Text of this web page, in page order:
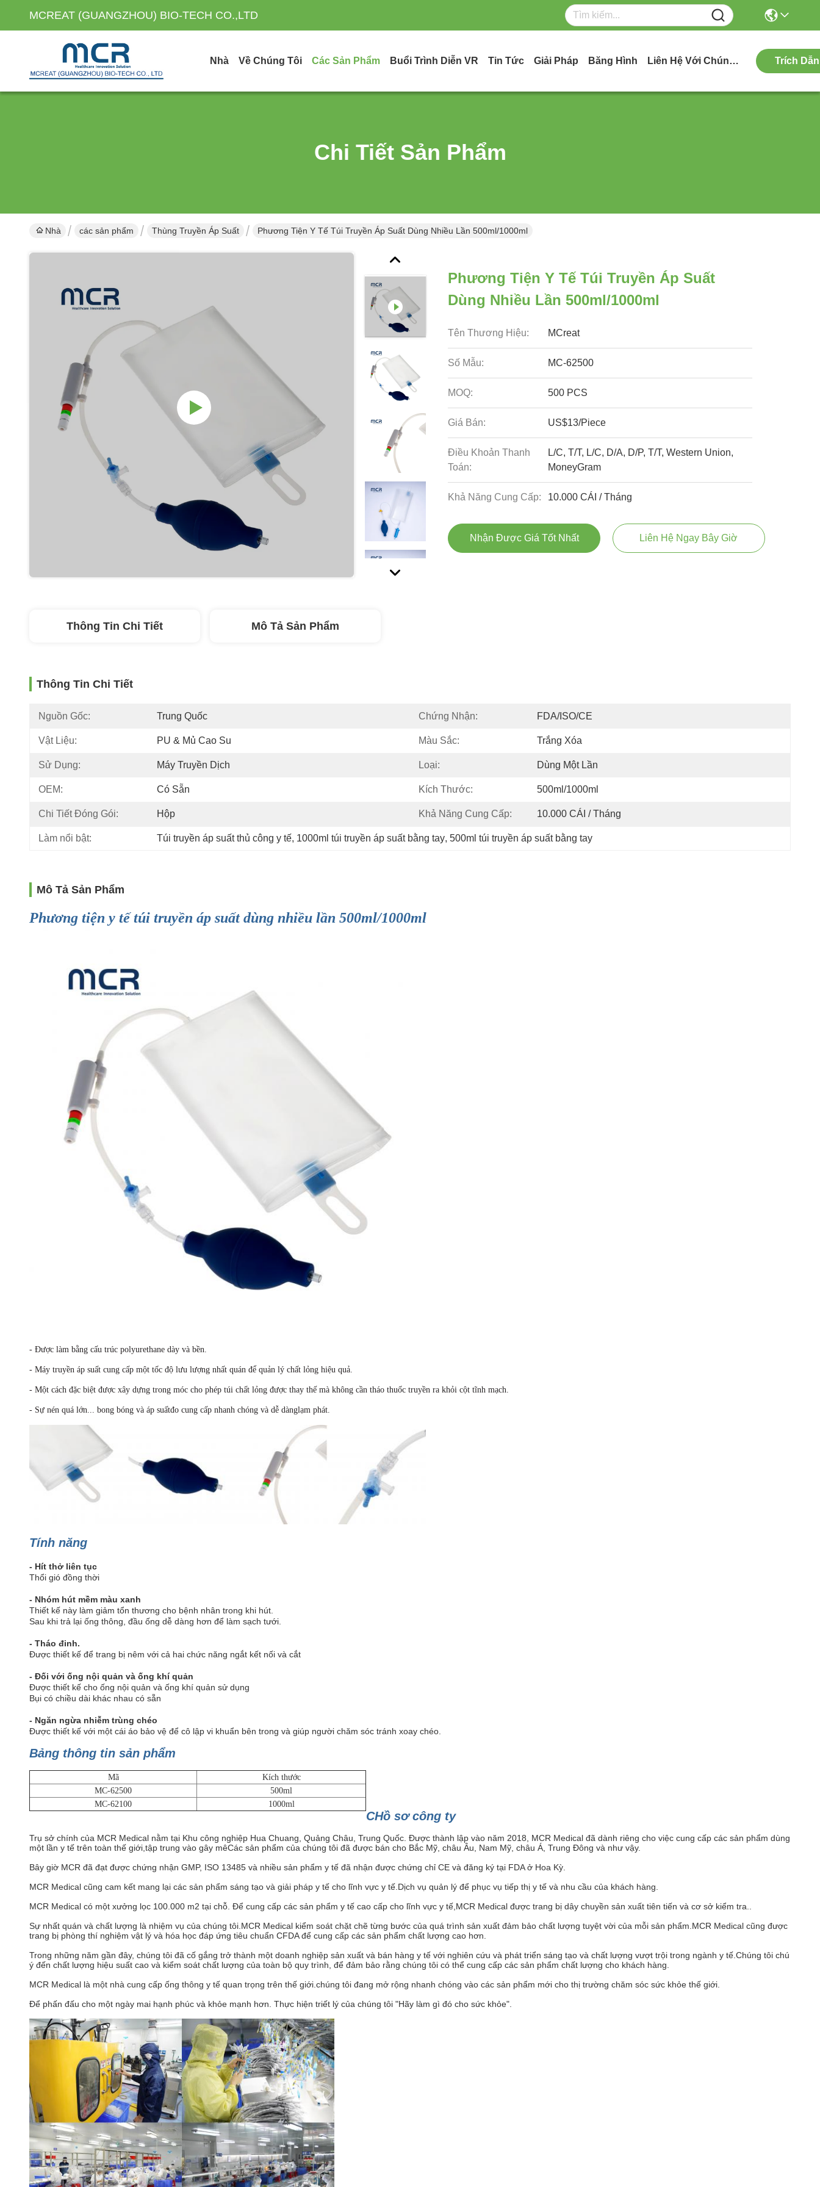
MCREAT (GUANGZHOU) BIO-TECH CO.,LTD
Nhà Về Chúng Tôi Các Sản Phẩm Buổi Trình Diễn VR Tin Tức Giải Pháp Băng Hình Liên Hệ Với Chúng Tôi Trích Dẫn
Chi Tiết Sản Phẩm
Nhà các sản phẩm Thùng Truyền Áp Suất Phương Tiện Y Tế Túi Truyền Áp Suất Dùng Nhiều Lần 500ml/1000ml
Phương Tiện Y Tế Túi Truyền Áp Suất
Dùng Nhiều Lần 500ml/1000ml
Tên Thương Hiệu: MCreat
Số Mẫu: MC-62500
MOQ: 500 PCS
Giá Bán: US$13/Piece
Điều Khoản Thanh
Toán:
L/C, T/T, L/C, D/A, D/P, T/T, Western Union,
MoneyGram
Khả Năng Cung Cấp: 10.000 CÁI / Tháng
Nhận Được Giá Tốt Nhất Liên Hệ Ngay Bây Giờ
Thông Tin Chi Tiết Mô Tả Sản Phẩm
Thông Tin Chi Tiết
Nguồn Gốc: Trung Quốc Chứng Nhận: FDA/ISO/CE
Vật Liệu: PU & Mủ Cao Su Màu Sắc: Trắng Xóa
Sử Dụng: Máy Truyền Dịch Loại: Dùng Một Lần
OEM: Có Sẵn Kích Thước: 500ml/1000ml
Chi Tiết Đóng Gói: Hộp Khả Năng Cung Cấp: 10.000 CÁI / Tháng
Làm nổi bật: Túi truyền áp suất thủ công y tế, 1000ml túi truyền áp suất bằng tay, 500ml túi truyền áp suất bằng tay
Mô Tả Sản Phẩm
Phương tiện y tế túi truyền áp suất dùng nhiều lần 500ml/1000ml
- Được làm bằng cấu trúc polyurethane dày và bền.
- Máy truyền áp suất cung cấp một tốc độ lưu lượng nhất quán để quản lý chất lỏng hiệu quả.
- Một cách đặc biệt được xây dựng trong móc cho phép túi chất lỏng được thay thế mà không cần tháo thuốc truyền ra khỏi cột tĩnh mạch.
- Sự nén quá lớn... bong bóng và áp suấtđo cung cấp nhanh chóng và dễ dànglạm phát.
Tính năng
- Hít thở liên tục
Thổi gió đồng thời
- Nhóm hút mềm màu xanh
Thiết kế này làm giảm tổn thương cho bệnh nhân trong khi hút.
Sau khi trả lại ống thông, đầu ống dễ dàng hơn để làm sạch tưới.
- Tháo đinh.
Được thiết kế để trang bị nêm với cả hai chức năng ngắt kết nối và cắt
- Đối với ống nội quản và ống khí quản
Được thiết kế cho ống nội quản và ống khí quản sử dụng
Bụi có chiều dài khác nhau có sẵn
- Ngăn ngừa nhiễm trùng chéo
Được thiết kế với một cái áo bảo vệ để cô lập vi khuẩn bên trong và giúp người chăm sóc tránh xoay chéo.
Bảng thông tin sản phẩm
Mã
Kích thước
MC-62500
500ml
MC-62100
1000ml
CHồ sơ công ty
Trụ sở chính của MCR Medical nằm tại Khu công nghiệp Hua Chuang, Quảng Châu, Trung Quốc. Được thành lập vào năm 2018, MCR Medical đã dành riêng cho việc cung cấp các sản phẩm dùng
một lần y tế trên toàn thế giới,tập trung vào gây mêCác sản phẩm của chúng tôi đã được bán cho Bắc Mỹ, châu Âu, Nam Mỹ, châu Á, Trung Đông và như vậy.
Bây giờ MCR đã đạt được chứng nhận GMP, ISO 13485 và nhiều sản phẩm y tế đã nhận được chứng chỉ CE và đăng ký tại FDA ở Hoa Kỳ.
MCR Medical cũng cam kết mang lại các sản phẩm sáng tạo và giải pháp y tế cho lĩnh vực y tế.Dịch vụ quản lý để phục vụ tiếp thị y tế và nhu cầu của khách hàng.
MCR Medical có một xưởng lọc 100.000 m2 tại chỗ. Để cung cấp các sản phẩm y tế cao cấp cho lĩnh vực y tế,MCR Medical được trang bị dây chuyền sản xuất tiên tiến và cơ sở kiểm tra..
Sự nhất quán và chất lượng là nhiệm vụ của chúng tôi.MCR Medical kiểm soát chặt chẽ từng bước của quá trình sản xuất đảm bảo chất lượng tuyệt vời của mỗi sản phẩm.MCR Medical cũng được
trang bị phòng thí nghiệm vật lý và hóa học đáp ứng tiêu chuẩn CFDA để cung cấp các sản phẩm chất lượng cao hơn.
Trong những năm gần đây, chúng tôi đã cố gắng trở thành một doanh nghiệp sản xuất và bán hàng y tế với nghiên cứu và phát triển sáng tạo và chất lượng vượt trội trong ngành y tế.Chúng tôi chú
ý đến chất lượng hiệu suất cao và kiểm soát chất lượng của toàn bộ quy trình, để đảm bảo rằng chúng tôi có thể cung cấp các sản phẩm chất lượng cho khách hàng.
MCR Medical là một nhà cung cấp ống thông y tế quan trọng trên thế giới.chúng tôi đang mở rộng nhanh chóng vào các sản phẩm mới cho thị trường chăm sóc sức khỏe thế giới.
Để phấn đấu cho một ngày mai hạnh phúc và khỏe mạnh hơn. Thực hiện triết lý của chúng tôi "Hãy làm gì đó cho sức khỏe".